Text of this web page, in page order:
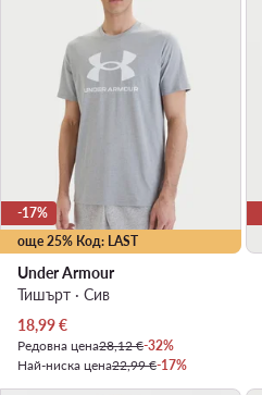
още 25% Код: LAST
-17%
Under Armour
Тишърт · Сив
Актуална цена
18,99€
Редовна цена28,12 €-32%
Най-ниска цена22,99 €-17%